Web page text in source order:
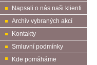
Napsali o nás naši klienti
Archiv vybraných akcí
Kontakty
Smluvní podmínky
Kde pomáháme